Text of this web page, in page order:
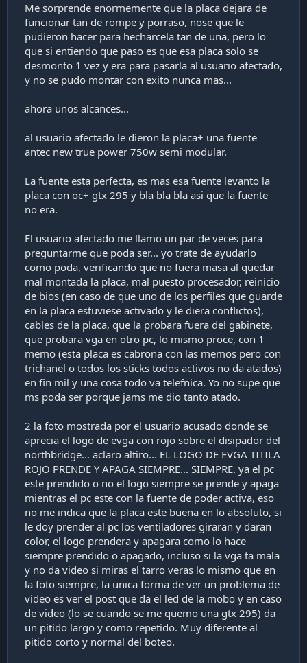
Me sorprende enormemente que la placa dejara de
funcionar tan de rompe y porraso, nose que le
pudieron hacer para hecharcela tan de una, pero lo
que si entiendo que paso es que esa placa solo se
desmonto 1 vez y era para pasarla al usuario afectado,
y no se pudo montar con exito nunca mas...
ahora unos alcances...
al usuario afectado le dieron la placa+ una fuente
antec new true power 750w semi modular.
La fuente esta perfecta, es mas esa fuente levanto la
placa con oc+ gtx 295 y bla bla bla asi que la fuente
no era.
El usuario afectado me llamo un par de veces para
preguntarme que poda ser... yo trate de ayudarlo
como poda, verificando que no fuera masa al quedar
mal montada la placa, mal puesto procesador, reinicio
de bios (en caso de que uno de los perfiles que guarde
en la placa estuviese activado y le diera conflictos),
cables de la placa, que la probara fuera del gabinete,
que probara vga en otro pc, lo mismo proce, con 1
memo (esta placa es cabrona con las memos pero con
trichanel o todos los sticks todos activos no da atados)
en fin mil y una cosa todo va telefnica. Yo no supe que
ms poda ser porque jams me dio tanto atado.
2 la foto mostrada por el usuario acusado donde se
aprecia el logo de evga con rojo sobre el disipador del
northbridge... aclaro altiro... EL LOGO DE EVGA TITILA
ROJO PRENDE Y APAGA SIEMPRE... SIEMPRE. ya el pc
este prendido o no el logo siempre se prende y apaga
mientras el pc este con la fuente de poder activa, eso
no me indica que la placa este buena en lo absoluto, si
le doy prender al pc los ventiladores giraran y daran
color, el logo prendera y apagara como lo hace
siempre prendido o apagado, incluso si la vga ta mala
y no da video si miras el tarro veras lo mismo que en
la foto siempre, la unica forma de ver un problema de
video es ver el post que da el led de la mobo y en caso
de video (lo se cuando se me quemo una gtx 295) da
un pitido largo y como repetido. Muy diferente al
pitido corto y normal del boteo.